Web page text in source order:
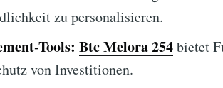
zu personalisieren.
Tools: Btc Melora 254bietet
von Investitionen.